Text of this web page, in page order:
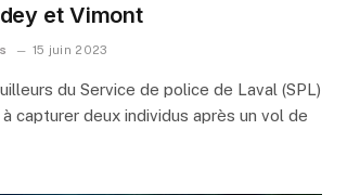
et Vimont
15 juin 2023
du Service de police de Laval (SPL)
capturer deux individus après un vol de